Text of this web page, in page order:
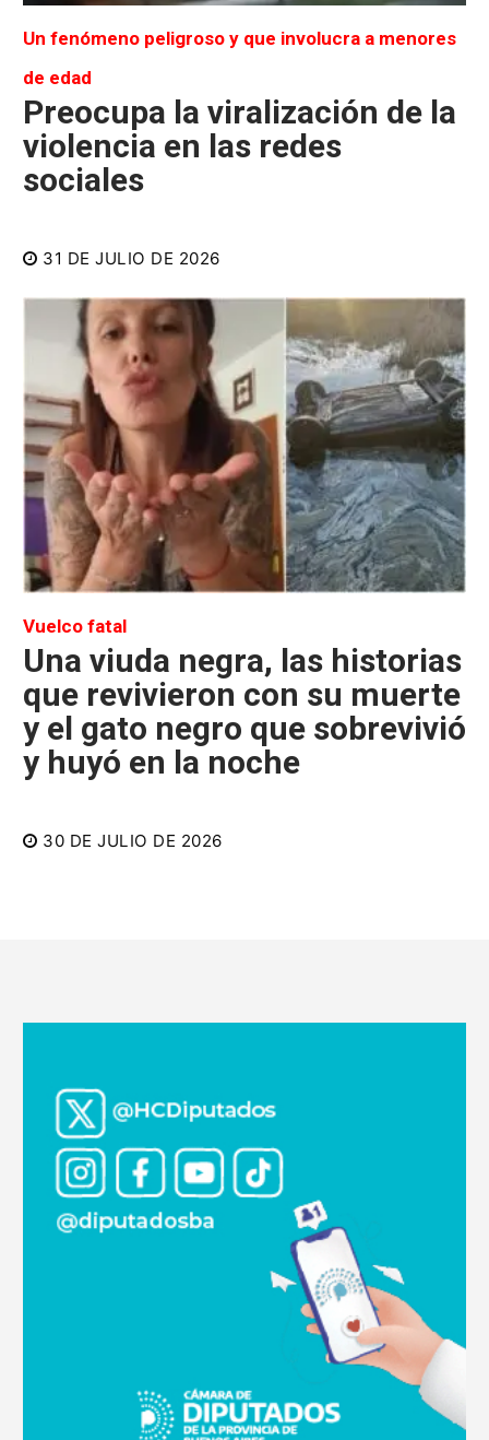
Un fenómeno peligroso y que involucra a menores
de edad
Preocupa la viralización de la
violencia en las redes
sociales
31 DE JULIO DE 2026
Vuelco fatal
Una viuda negra, las historias
que revivieron con su muerte
y el gato negro que sobrevivió
y huyó en la noche
30 DE JULIO DE 2026